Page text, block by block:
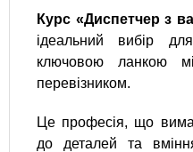
Курс «Диспетчер з
ідеальний вибір
ключовою ланкою
перевізником.
Це професія, що
до деталей та